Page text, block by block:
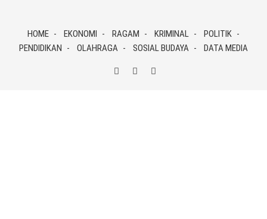
contentHOME EKONOMI RAGAM KRIMINAL
POLITIK
PENDIDIKAN
OLAHRAGA SOSIAL BUDAYA DATA MEDIA